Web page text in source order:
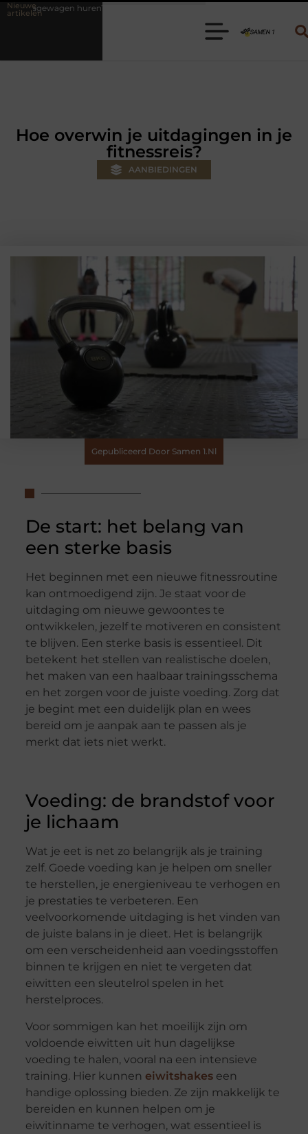
Nieuwe
artikelen
Kies de juiste aanhanger voor jouw klus
Hoe overwin je uitdagingen in je
fitnessreis?
AANBIEDINGEN
Gepubliceerd Door Samen 1.nl
De start: het belang van
een sterke basis
Het beginnen met een nieuwe fitnessroutine
kan ontmoedigend zijn. Je staat voor de
uitdaging om nieuwe gewoontes te
ontwikkelen, jezelf te motiveren en consistent
te blijven. Een sterke basis is essentieel. Dit
betekent het stellen van realistische doelen,
het maken van een haalbaar trainingsschema
en het zorgen voor de juiste voeding. Zorg dat
je begint met een duidelijk plan en wees
bereid om je aanpak aan te passen als je
merkt dat iets niet werkt.
Voeding: de brandstof voor
je lichaam
Wat je eet is net zo belangrijk als je training
zelf. Goede voeding kan je helpen om sneller
te herstellen, je energieniveau te verhogen en
je prestaties te verbeteren. Een
veelvoorkomende uitdaging is het vinden van
de juiste balans in je dieet. Het is belangrijk
om een verscheidenheid aan voedingsstoffen
binnen te krijgen en niet te vergeten dat
eiwitten een sleutelrol spelen in het
herstelproces.
Voor sommigen kan het moeilijk zijn om
voldoende eiwitten uit hun dagelijkse
voeding te halen, vooral na een intensieve
training. Hier kunnen eiwitshakeseen
handige oplossing bieden. Ze zijn makkelijk te
bereiden en kunnen helpen om je
eiwitinname te verhogen, wat essentieel is